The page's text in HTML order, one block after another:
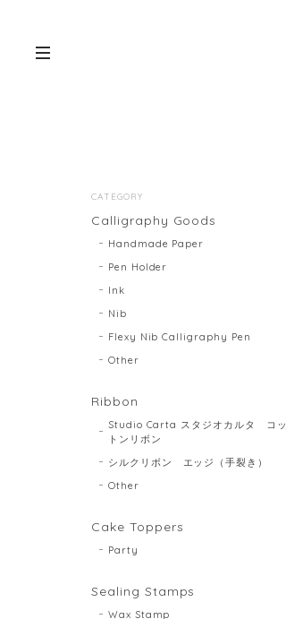
CATEGORY
Calligraphy Goods
Handmade Paper
Pen Holder
Ink
Nib
Flexy Nib Calligraphy Pen
Other
Ribbon
Studio Carta スタジオカルタ コッ
トンリボン
シルクリボン エッジ（手裂き）
Other
Cake Toppers
Party
Sealing Stamps
Wax Stamp